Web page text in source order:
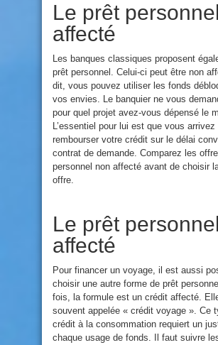
Le prêt
affecté
Les banques classiques proposent
prêt personnel. Celui-ci peut être non
dit, vous pouvez utiliser les fonds
vos envies. Le banquier ne vous
pour quel projet avez-vous dépensé le
L’essentiel pour lui est que vous arrivez
rembourser votre crédit sur le délai
contrat de demande. Comparez les
personnel non affecté avant de choisir
offre.
Le prêt personnel
affecté
Pour financer un voyage, il est aussi
choisir une autre forme de prêt
fois, la formule est un crédit affecté.
souvent appelée « crédit voyage ». Ce
crédit à la consommation requiert un
chaque usage de fonds. Il faut suivre